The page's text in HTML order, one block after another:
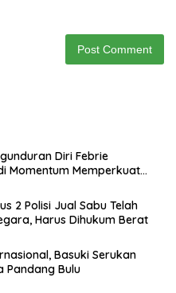
Diri Febrie
Momentum Memperkuat
2 Polisi Jual Sabu Telah
Harus Dihukum Berat
Basuki Serukan
Pandang Bulu